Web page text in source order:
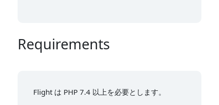
Requirements
Flight は PHP 7.4 以上を必要とします。